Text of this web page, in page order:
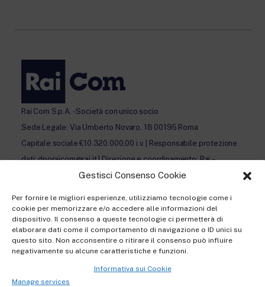
Gestisci Consenso Cookie
Per fornire le migliori esperienze, utilizziamo tecnologie come i
cookie per memorizzare e/o accedere alle informazioni del
dispositivo. Il consenso a queste tecnologie ci permetterà di
elaborare dati come il comportamento di navigazione o ID unici su
questo sito. Non acconsentire o ritirare il consenso può influire
negativamente su alcune caratteristiche e funzioni.
Informativa sui Cookie
Manage services
Rai Com S.p.A. - Società con unico socio
Sede Legale: Via Umberto Novaro, 18 00195 Roma
Capitale sociale €10.320.000,00 i.v. | Responsabile protezione
dati: dporaicom@rai.it | Direzione e coordinamento: Rai –
Radiotelevisione italiana S.p.A.
| REA n. RM- 949207 | © Rai Com 2026 - Tutti i diritti riservati
Privacy policy Registration